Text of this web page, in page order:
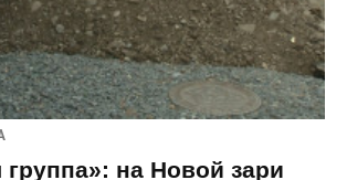
на Новой зари